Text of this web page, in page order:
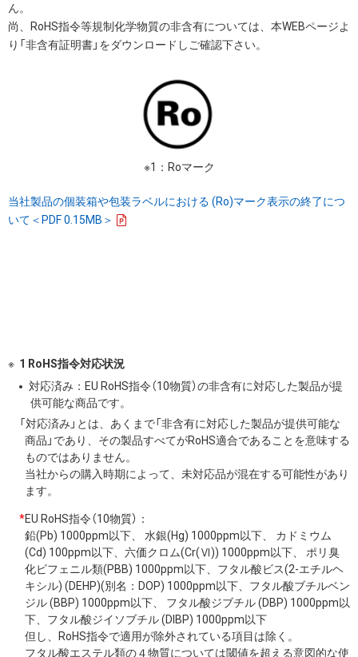
ん。
尚、RoHS指令等規制化学物質の非含有については、本WEBページよ
り「非含有証明書」をダウンロードしご確認下さい。
※1：Roマーク
当社製品の個装箱や包装ラベルにおける (Ro)マーク表示の終了につ
いて＜PDF 0.15MB＞
1 RoHS指令対応状況
対応済み：EU RoHS指令（10物質）の非含有に対応した製品が提
供可能な商品です。
「対応済み」とは、あくまで「非含有に対応した製品が提供可能な
商品」であり、その製品すべてがRoHS適合であることを意味する
ものではありません。
当社からの購入時期によって、未対応品が混在する可能性があり
ます。
*EU RoHS指令（10物質）：
鉛(Pb) 1000ppm以下、 水銀(Hg) 1000ppm以下、 カドミウム
(Cd) 100ppm以下、六価クロム(Cr(Ⅵ)) 1000ppm以下、 ポリ臭
化ビフェニル類(PBB) 1000ppm以下、フタル酸ビス(2-エチルヘ
キシル) (DEHP)(別名：DOP) 1000ppm以下、フタル酸ブチルベン
ジル (BBP) 1000ppm以下、 フタル酸ジブチル (DBP) 1000ppm以
下、フタル酸ジイソブチル (DIBP) 1000ppm以下
但し、RoHS指令で適用が除外されている項目は除く。
フタル酸エステル類の４物質については閾値を超える意図的な使